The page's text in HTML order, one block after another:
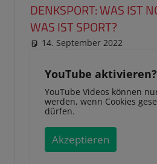
DENKSPORT: WAS IST
WAS IST SPORT?
14. September 2022
YouTube aktivieren?
YouTube Videos können
werden, wenn Cookies
dürfen.
Akzeptieren